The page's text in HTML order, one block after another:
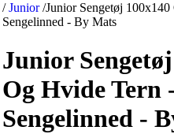
/ Junior /Junior Sengetøj
Sengelinned - By Mats
Junior
Og Hvide Tern
Sengelinned -